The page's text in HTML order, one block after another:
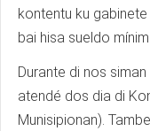
kontentu ku
bai hisa sueldo
Durante di nos
atendé dos dia di
Munisipionan).